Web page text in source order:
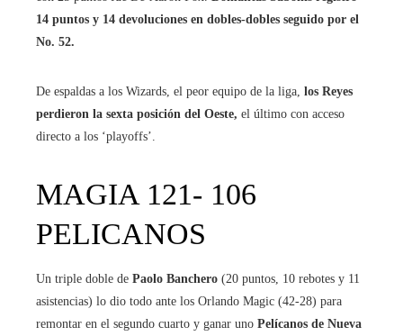
14 puntos y 14 devoluciones en dobles-dobles seguido por el
No. 52.
De espaldas a los Wizards, el peor equipo de la liga, los Reyes
perdieron la sexta posición del Oeste, el último con acceso
directo a los ‘playoffs’.
MAGIA 121- 106
PELICANOS
Un triple doble de Paolo Banchero (20 puntos, 10 rebotes y 11
asistencias) lo dio todo ante los Orlando Magic (42-28) para
remontar en el segundo cuarto y ganar uno Pelícanos de Nueva